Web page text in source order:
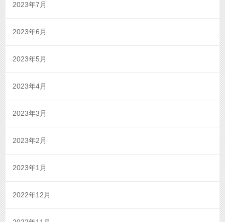
2023年7月
2023年6月
2023年5月
2023年4月
2023年3月
2023年2月
2023年1月
2022年12月